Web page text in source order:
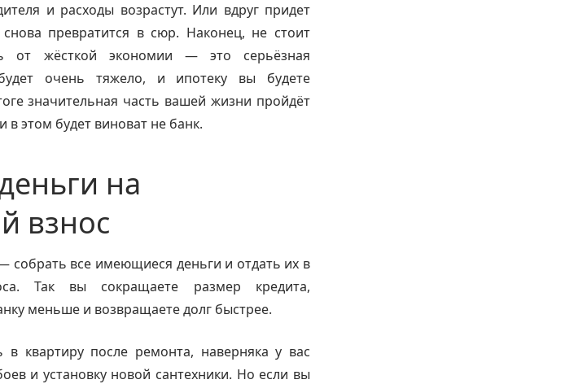
и расходы возрастут. Или вдруг придет
превратится в сюр. Наконец, не стоит
от жёсткой экономии — это серьёзная
очень тяжело, и ипотеку вы будете
значительная часть вашей жизни пройдёт
в этом будет виноват не банк.
на
взнос
все имеющиеся деньги и отдать их в
Так вы сокращаете размер кредита,
меньше и возвращаете долг быстрее.
в квартиру после ремонта, наверняка у вас
и установку новой сантехники. Но если вы